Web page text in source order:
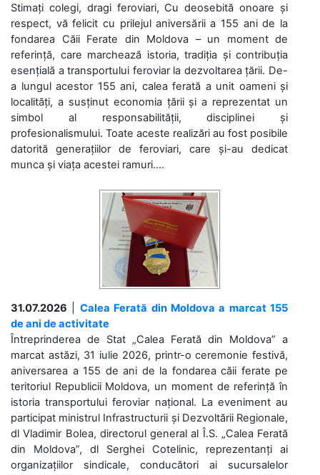
Stimați colegi, dragi feroviari, Cu deosebită onoare și
respect, vă felicit cu prilejul aniversării a 155 ani de la
fondarea Căii Ferate din Moldova – un moment de
referință, care marchează istoria, tradiția și contribuția
esențială a transportului feroviar la dezvoltarea țării. De-
a lungul acestor 155 ani, calea ferată a unit oameni și
localități, a susținut economia țării și a reprezentat un
simbol al responsabilității, disciplinei și
profesionalismului. Toate aceste realizări au fost posibile
datorită generațiilor de feroviari, care și-au dedicat
munca și viața acestei ramuri....
31.07.2026
Calea Ferată din Moldova a marcat 155
de ani de activitate
Întreprinderea de Stat „Calea Ferată din Moldova” a
marcat astăzi, 31 iulie 2026, printr-o ceremonie festivă,
aniversarea a 155 de ani de la fondarea căii ferate pe
teritoriul Republicii Moldova, un moment de referință în
istoria transportului feroviar național. La eveniment au
participat ministrul Infrastructurii și Dezvoltării Regionale,
dl Vladimir Bolea, directorul general al Î.S. „Calea Ferată
din Moldova”, dl Serghei Cotelinic, reprezentanți ai
organizațiilor sindicale, conducători ai sucursalelor